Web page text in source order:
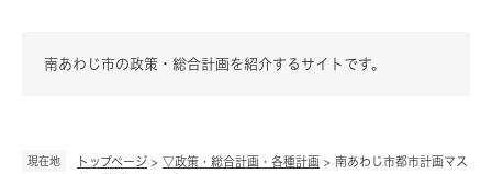
現在地 トップページ > ▽政策・総合計画・各種計画 > 南あわじ市都市計画マス
南あわじ市の政策・総合計画を紹介するサイトです。